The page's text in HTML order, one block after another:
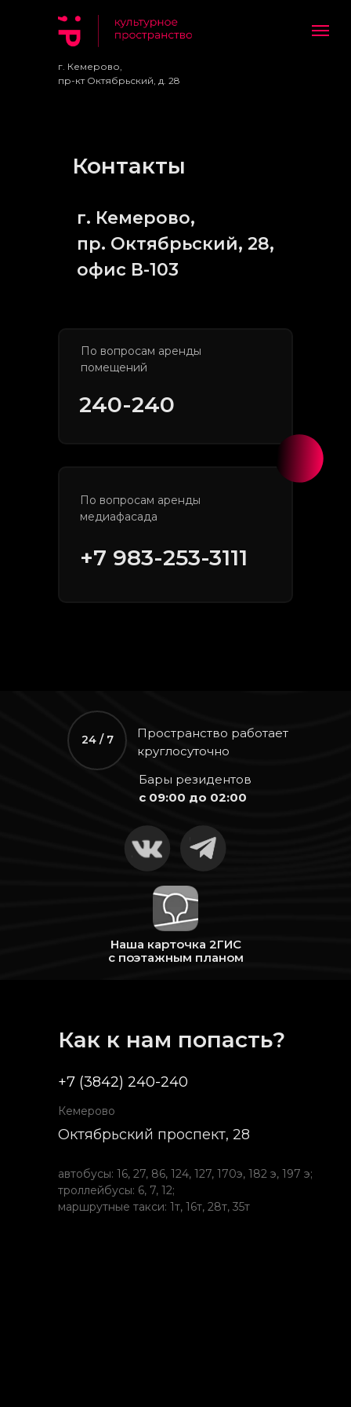
г. Кемерово,
пр-кт Октябрьский, д. 28
Контакты
г. Кемерово,
пр. Октябрьский, 28,
офис В-103
По вопросам аренды
помещений
+7 983-253-3111
По вопросам аренды
медиафасада
240-240
Пространство работает
круглосуточно
Бары резидентов
с 09:00 до 02:00
24 / 7
Наша карточка 2ГИС
с поэтажным планом
Как к нам попасть?
+7 (3842) 240-240
Октябрьский проспект, 28
Кемерово
автобусы: 16, 27, 86, 124, 127, 170э, 182 э, 197 э;
троллейбусы: 6, 7, 12;
маршрутные такси: 1т, 16т, 28т, 35т